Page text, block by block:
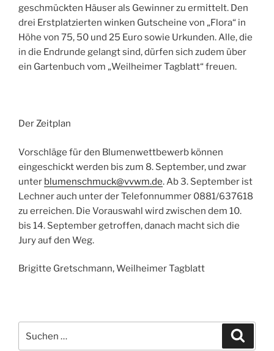
geschmückten Häuser als Gewinner zu ermittelt. Den
drei Erstplatzierten winken Gutscheine von „Flora“ in
Höhe von 75, 50 und 25 Euro sowie Urkunden. Alle, die
in die Endrunde gelangt sind, dürfen sich zudem über
ein Gartenbuch vom „Weilheimer Tagblatt“ freuen.
Der Zeitplan
Vorschläge für den Blumenwettbewerb können
eingeschickt werden bis zum 8. September, und zwar
unter blumenschmuck@vvwm.de. Ab 3. September ist
Lechner auch unter der Telefonnummer 0881/637618
zu erreichen. Die Vorauswahl wird zwischen dem 10.
bis 14. September getroffen, danach macht sich die
Jury auf den Weg.
Brigitte Gretschmann, Weilheimer Tagblatt
nach: